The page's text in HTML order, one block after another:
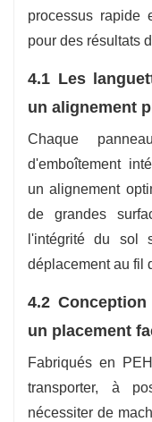
processus rapide
pour des résultats
4.1 Les
un alignement
Chaque
d'emboîtement
un alignement
de grandes
l'intégrité du sol
déplacement au fil
4.2
un placement
Fabriqués en
transporter, à
nécessiter de